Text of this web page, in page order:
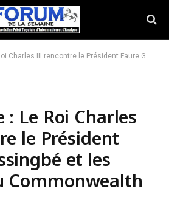
le Président Faure Gnassingbé et les Leaders du Commonwealth à Londres
Le Roi Charles
le Président
et les
Commonwealth